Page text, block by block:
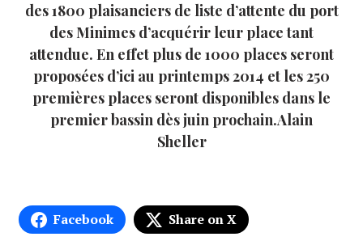
des 1800 plaisanciers de liste d’attente du port
des Minimes d’acquérir leur place tant
attendue. En effet plus de 1000 places seront
proposées d’ici au printemps 2014 et les 250
premières places seront disponibles dans le
premier bassin dès juin prochain.Alain
Sheller
Facebook Share on X